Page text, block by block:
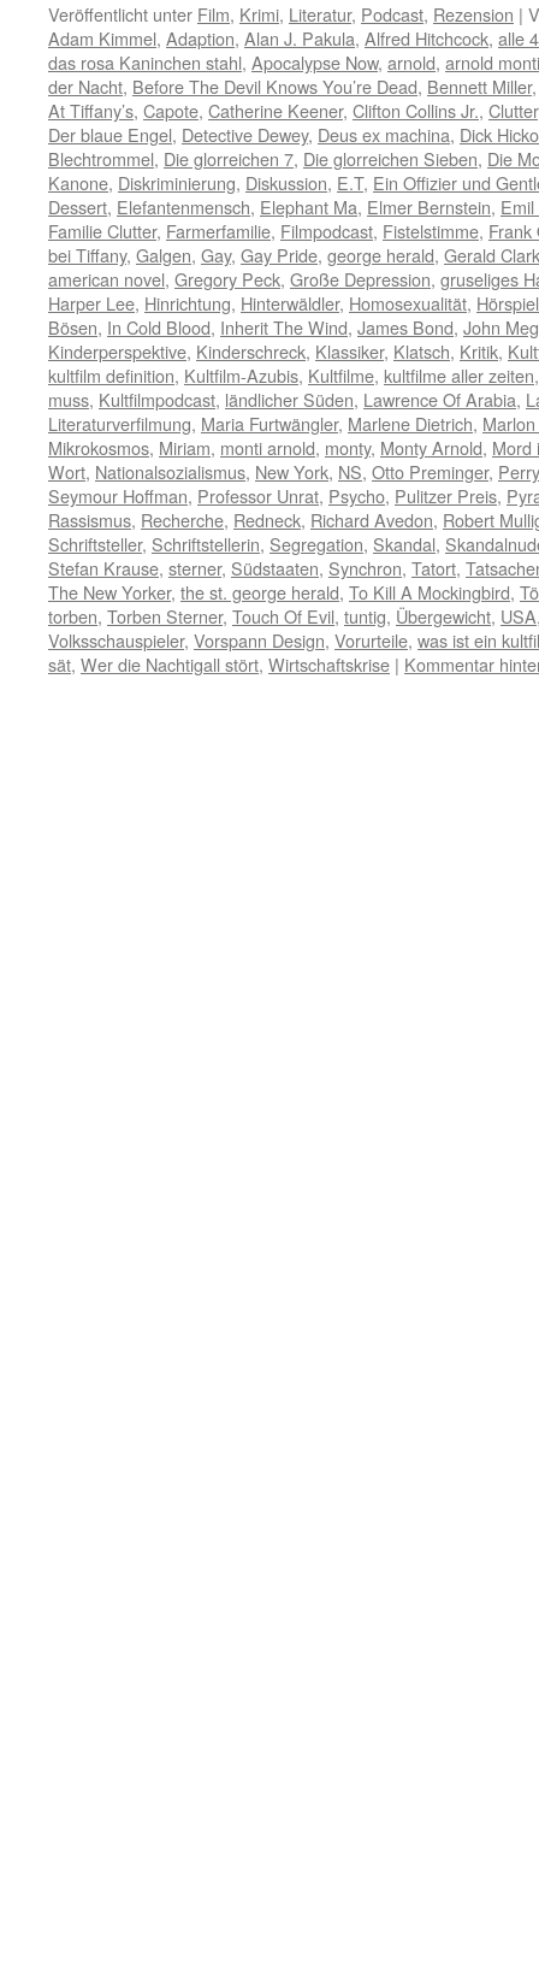
Veröffentlicht unter Film, Krimi, Literatur, Podcast, Rezension |
Adam Kimmel, Adaption, Alan J. Pakula, Alfred Hitchcock, alle
das rosa Kaninchen stahl, Apocalypse Now, arnold, arnold monti
der Nacht, Before The Devil Knows You’re Dead, Bennett Miller
At Tiffany’s, Capote, Catherine Keener, Clifton Collins Jr., Clutter
Der blaue Engel, Detective Dewey, Deus ex machina, Dick
Blechtrommel, Die glorreichen 7, Die glorreichen Sieben, Die
Kanone, Diskriminierung, Diskussion, E.T, Ein Offizier und
Dessert, Elefantenmensch, Elephant Ma, Elmer Bernstein,
Familie Clutter, Farmerfamilie, Filmpodcast, Fistelstimme, Frank
bei Tiffany, Galgen, Gay, Gay Pride, george herald, Gerald
american novel, Gregory Peck, Große Depression, gruseliges
Harper Lee, Hinrichtung, Hinterwäldler, Homosexualität, Hörspiel
Bösen, In Cold Blood, Inherit The Wind, James Bond, John
Kinderperspektive, Kinderschreck, Klassiker, Klatsch, Kritik,
kultfilm definition, Kultfilm-Azubis, Kultfilme, kultfilme aller zeiten
muss, Kultfilmpodcast, ländlicher Süden, Lawrence Of Arabia,
Literaturverfilmung, Maria Furtwängler, Marlene Dietrich,
Mikrokosmos, Miriam, monti arnold, monty, Monty Arnold, Mord
Wort, Nationalsozialismus, New York, NS, Otto Preminger,
Seymour Hoffman, Professor Unrat, Psycho, Pulitzer Preis,
Rassismus, Recherche, Redneck, Richard Avedon, Robert
Schriftsteller, Schriftstellerin, Segregation, Skandal,
Stefan Krause, sterner, Südstaaten, Synchron, Tatort,
The New Yorker, the st. george herald, To Kill A Mockingbird,
torben, Torben Sterner, Touch Of Evil, tuntig, Übergewicht, USA
Volksschauspieler, Vorspann Design, Vorurteile, was ist ein
sät, Wer die Nachtigall stört, Wirtschaftskrise | Kommentar